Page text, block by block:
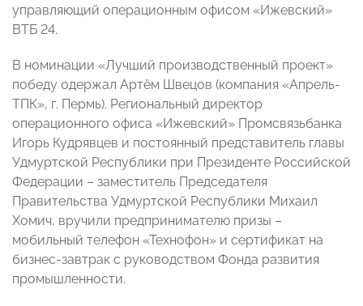
управляющий операционным офисом «Ижевский»
ВТБ 24.
В номинации «Лучший производственный проект»
победу одержал Артём Швецов (компания «Апрель-
ТПК», г. Пермь). Региональный директор
операционного офиса «Ижевский» Промсвязьбанка
Игорь Кудрявцев и постоянный представитель главы
Удмуртской Республики при Президенте Российской
Федерации – заместитель Председателя
Правительства Удмуртской Республики Михаил
Хомич, вручили предпринимателю призы –
мобильный телефон «Технофон» и сертификат на
бизнес-завтрак с руководством Фонда развития
промышленности.